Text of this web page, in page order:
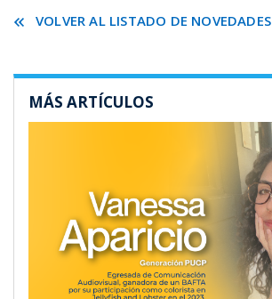
VOLVER AL LISTADO DE NOVEDADES
MÁS ARTÍCULOS